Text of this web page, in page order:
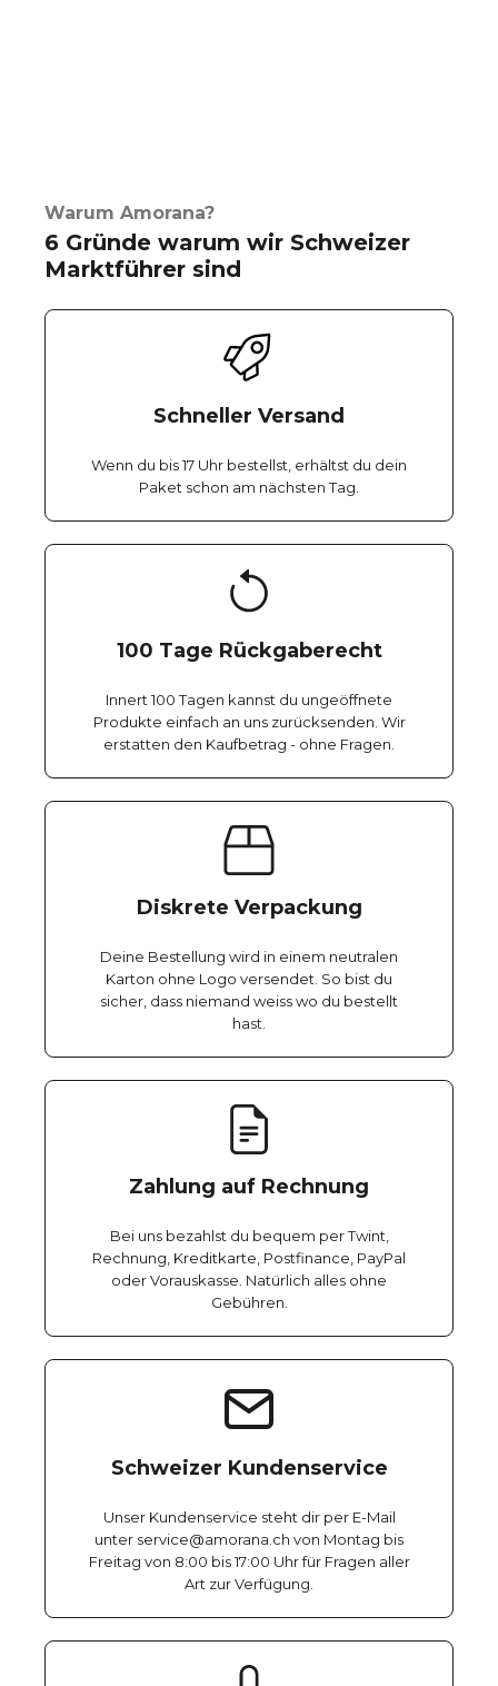
Warum Amorana?
6 Gründe warum wir Schweizer
Marktführer sind
Schneller Versand
Wenn du bis 17 Uhr bestellst, erhältst du dein
Paket schon am nächsten Tag.
100 Tage Rückgaberecht
Innert 100 Tagen kannst du ungeöffnete
Produkte einfach an uns zurücksenden. Wir
erstatten den Kaufbetrag - ohne Fragen.
Diskrete Verpackung
Deine Bestellung wird in einem neutralen
Karton ohne Logo versendet. So bist du
sicher, dass niemand weiss wo du bestellt
hast.
Zahlung auf Rechnung
Bei uns bezahlst du bequem per Twint,
Rechnung, Kreditkarte, Postfinance, PayPal
oder Vorauskasse. Natürlich alles ohne
Gebühren.
Schweizer Kundenservice
Unser Kundenservice steht dir per E-Mail
unter service@amorana.ch von Montag bis
Freitag von 8:00 bis 17:00 Uhr für Fragen aller
Art zur Verfügung.